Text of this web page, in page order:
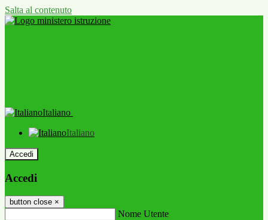
Salta al contenuto
Italiano
Italiano
Accedi
Accedi
button close ×
Nome Utente